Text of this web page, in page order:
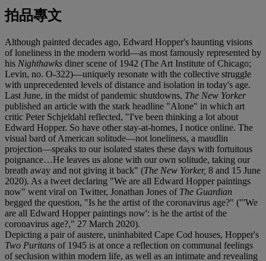
拍品專文
Although painted decades ago, Edward Hopper's haunting visions
of loneliness in the modern world—as most famously represented by
his Nighthawks diner scene of 1942 (The Art Institute of Chicago;
Levin, no. O-322)—uniquely resonate with the collective struggle
with unprecedented levels of distance and isolation in today's age.
Last June, in the midst of pandemic shutdowns, The New Yorker
published an article with the stark headline "Alone" in which art
critic Peter Schjeldahl reflected, "I've been thinking a lot about
Edward Hopper. So have other stay-at-homes, I notice online. The
visual bard of American solitude—not loneliness, a maudlin
projection—speaks to our isolated states these days with fortuitous
poignance…He leaves us alone with our own solitude, taking our
breath away and not giving it back" (The New Yorker, 8 and 15 June
2020). As a tweet declaring "We are all Edward Hopper paintings
now" went viral on Twitter, Jonathan Jones of The Guardian
begged the question, "Is he the artist of the coronavirus age?" ("'We
are all Edward Hopper paintings now': is he the artist of the
coronavirus age?," 27 March 2020).
Depicting a pair of austere, uninhabited Cape Cod houses, Hopper's
Two Puritans of 1945 is at once a reflection on communal feelings
of seclusion within modern life, as well as an intimate and revealing